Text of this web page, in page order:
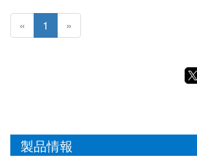
« 1 »
製品情報